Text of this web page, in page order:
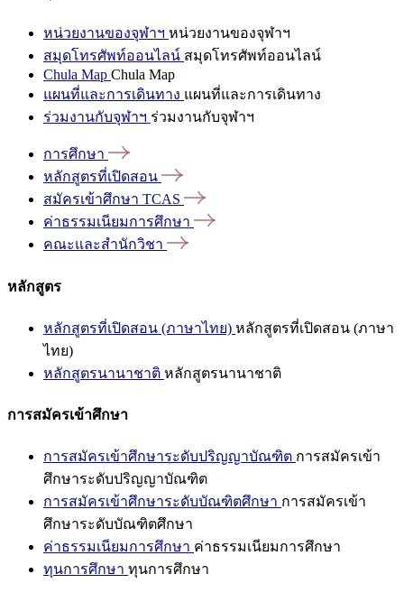
หน่วยงานของจุฬาฯ หน่วยงานของจุฬาฯ
สมุดโทรศัพท์ออนไลน์ สมุดโทรศัพท์ออนไลน์
Chula Map Chula Map
แผนที่และการเดินทาง แผนที่และการเดินทาง
ร่วมงานกับจุฬาฯ ร่วมงานกับจุฬาฯ
การศึกษา
หลักสูตรที่เปิดสอน
สมัครเข้าศึกษา TCAS
ค่าธรรมเนียมการศึกษา
คณะและสำนักวิชา
หลักสูตร
หลักสูตรที่เปิดสอน (ภาษาไทย) หลักสูตรที่เปิดสอน (ภาษา
ไทย)
หลักสูตรนานาชาติ หลักสูตรนานาชาติ
การสมัครเข้าศึกษา
การสมัครเข้าศึกษาระดับปริญญาบัณฑิต การสมัครเข้า
ศึกษาระดับปริญญาบัณฑิต
การสมัครเข้าศึกษาระดับบัณฑิตศึกษา การสมัครเข้า
ศึกษาระดับบัณฑิตศึกษา
ค่าธรรมเนียมการศึกษา ค่าธรรมเนียมการศึกษา
ทุนการศึกษา ทุนการศึกษา